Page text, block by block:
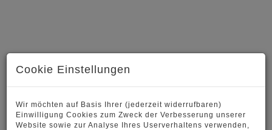
Cookie Einstellungen
Wir möchten auf Basis Ihrer (jederzeit widerrufbaren)
Einwilligung Cookies zum Zweck der Verbesserung unserer
Website sowie zur Analyse Ihres Userverhaltens verwenden,